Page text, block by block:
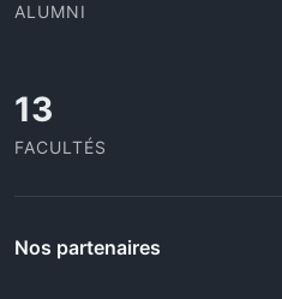
ALUMNI
13
FACULTÉS
Nos partenaires